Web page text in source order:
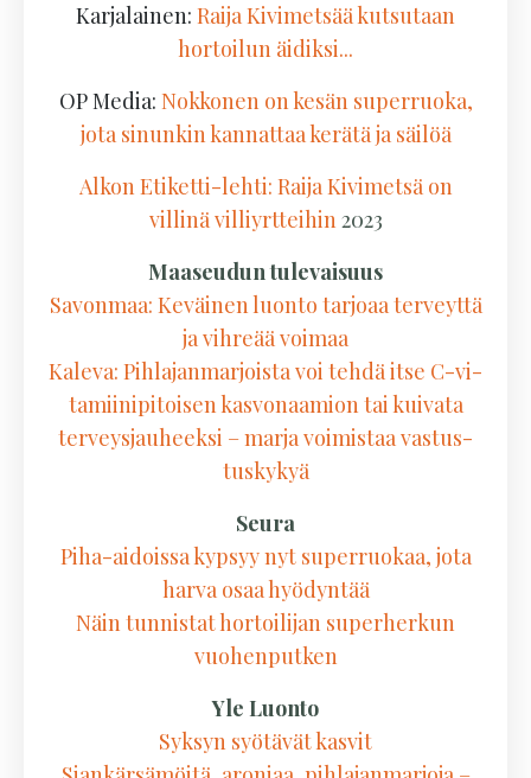
Karjalainen: Raija Kivimetsää kutsutaan
hortoilun äidiksi...
OP Media: Nokkonen on kesän superruoka,
jota sinunkin kannattaa kerätä ja säilöä
Alkon Etiketti-lehti: Raija Kivimetsä on
villinä villiyrtteihin2023
Maaseudun tulevaisuus
Savonmaa: Keväinen luonto tarjoaa terveyttä
ja vihreää voimaa
Kaleva: Pih­la­jan­mar­jois­ta voi tehdä itse C-vi­
ta­mii­ni­pi­toi­sen kas­vo­naa­mion tai kuivata
ter­veys­jau­heek­si – marja voi­mis­taa vas­tus­
tus­ky­kyä
Seura
Piha-aidoissa kypsyy nyt superruokaa, jota
harva osaa hyödyntää
Näin tunnistat hortoilijan superherkun
vuohenputken
Yle Luonto
Syksyn syötävät kasvit